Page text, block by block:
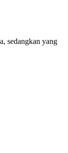
sedangkan yang